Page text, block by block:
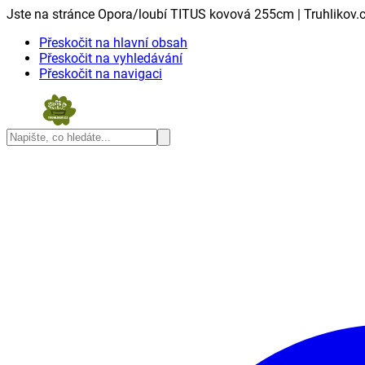
Jste na stránce Opora/loubí TITUS kovová 255cm |
Přeskočit na hlavní obsah
Přeskočit na vyhledávání
Přeskočit na navigaci